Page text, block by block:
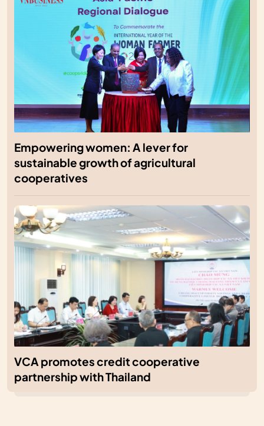
Empowering women: A lever for
sustainable growth of agricultural
cooperatives
VCA promotes credit cooperative
partnership with Thailand